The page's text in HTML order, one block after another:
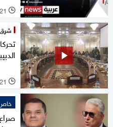
l 21 فبراير 2022
l 21 فبراير 2022